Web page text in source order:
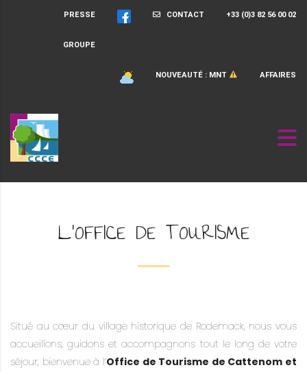
+33 (0)3 82 56 00 02
CONTACT
PRESSE
GROUPE
AFFAIRES
NOUVEAUTÉ : MNT
L'OFFICE DE TOURISME
Situé au cœur du village historique de Rodemack, nous vous
accueillons, guidons et accompagnons tout le long de votre
séjour, bienvenue à l’Office de Tourisme de Cattenom et